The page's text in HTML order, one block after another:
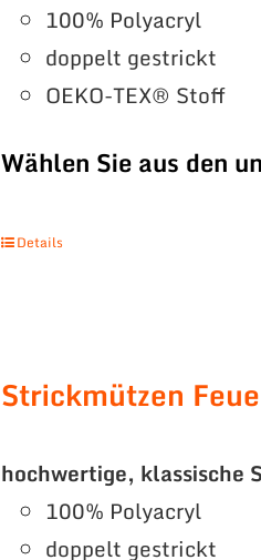
100% Polyacryl
doppelt gestrickt
OEKO-TEX® Stoff
Wählen Sie aus den
Details
Strickmützen
hochwertige, klassische
100% Polyacryl
doppelt gestrickt